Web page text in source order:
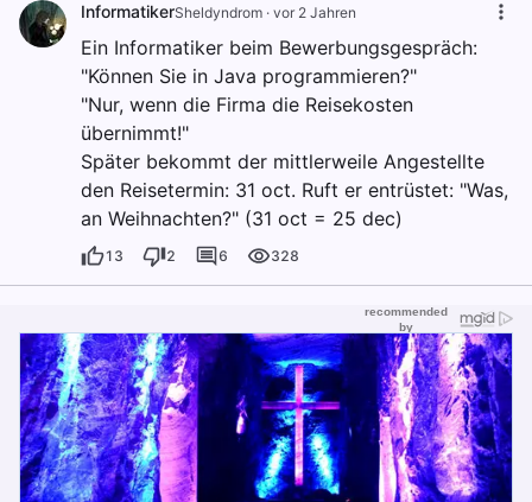
InformatikerSheldyndrom · vor 2 Jahren
Ein Informatiker beim Bewerbungsgespräch:
"Können Sie in Java programmieren?"
"Nur, wenn die Firma die Reisekosten
übernimmt!"
Später bekommt der mittlerweile Angestellte
den Reisetermin: 31 oct. Ruft er entrüstet: "Was,
an Weihnachten?" (31 oct = 25 dec)
13 2 6 328